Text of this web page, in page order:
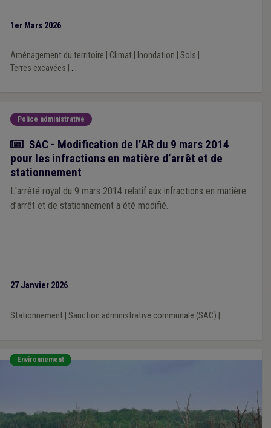
1er Mars 2026
Aménagement du territoire Climat| Inondation Sols
Terres excavées
...
Police administrative
Actualité
SAC - Modification de l’AR du 9 mars 2014
pour les infractions en matière d’arrêt et de
stationnement
L'arrêté royal du 9 mars 2014 relatif aux infractions en matière
d’arrêt et de stationnement a été modifié.
27 Janvier 2026
Stationnement| Sanction administrative communale (SAC)
Environnement